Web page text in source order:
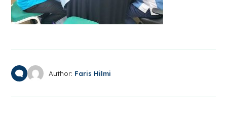
Author: Faris Hilmi